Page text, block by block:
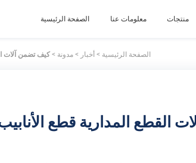
الصفحة الرئيسية معلومات عنا منتجات
الصفحة الرئيسية > أخبار >مدونة > كيف تضمن آلات
القطع المدارية قطع